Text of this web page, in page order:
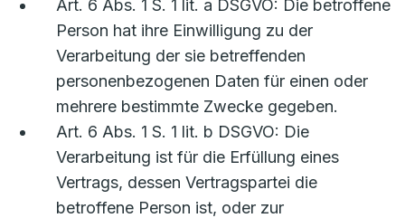
Art. 6 Abs. 1 S. 1 lit. a DSGVO: Die betroffene
Person hat ihre Einwilligung zu der
Verarbeitung der sie betreffenden
personenbezogenen Daten für einen oder
mehrere bestimmte Zwecke gegeben.
Art. 6 Abs. 1 S. 1 lit. b DSGVO: Die
Verarbeitung ist für die Erfüllung eines
Vertrags, dessen Vertragspartei die
betroffene Person ist, oder zur